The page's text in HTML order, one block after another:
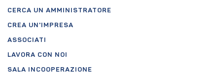
CERCA UN AMMINISTRATORE
CREA UN'IMPRESA
ASSOCIATI
LAVORA CON NOI
SALA INCOOPERAZIONE